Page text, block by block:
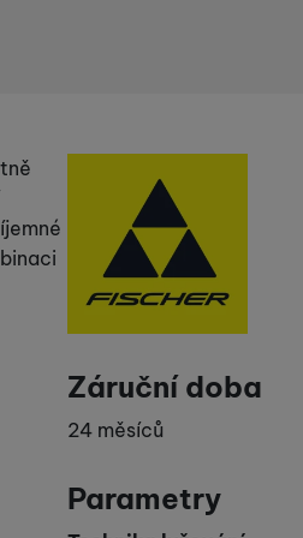
Výrobce
Záruční doba
24 měsíců
Parametry